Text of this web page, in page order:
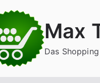
Max
Das